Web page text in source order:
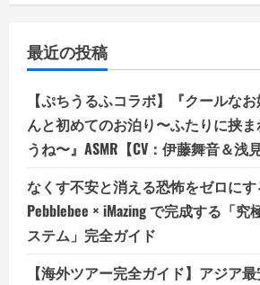
最近の投稿
【ぷちうるふコラボ】『クールな
んと初めてのお泊り〜ふたりに挟
うね〜』ASMR【CV：伊藤舞音＆浅
なくす不安と消える恐怖をゼロに
Pebblebee × iMazing で完成する「
ステム」完全ガイド
【海外ツアー完全ガイド】アジア